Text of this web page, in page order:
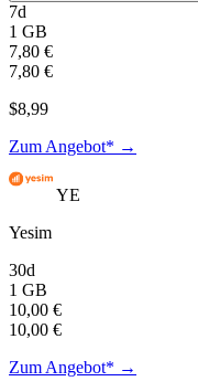
7d
1 GB
7,80 €
7,80 €
$8,99
Zum Angebot* →
YE
Yesim
30d
1 GB
10,00 €
10,00 €
Zum Angebot* →